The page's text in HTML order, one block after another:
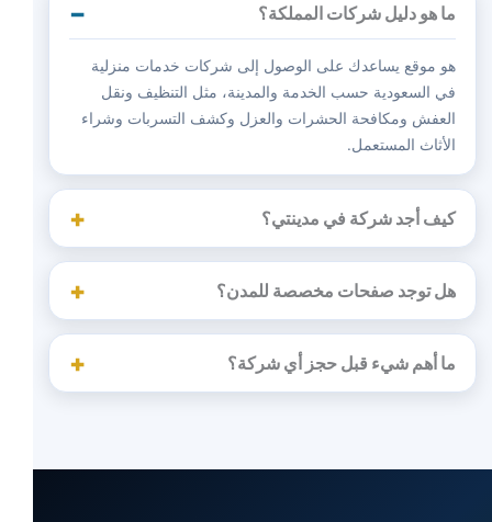
ما هو دليل شركات المملكة؟
هو موقع يساعدك على الوصول إلى شركات خدمات منزلية
في السعودية حسب الخدمة والمدينة، مثل التنظيف ونقل
العفش ومكافحة الحشرات والعزل وكشف التسربات وشراء
الأثاث المستعمل.
كيف أجد شركة في مدينتي؟
هل توجد صفحات مخصصة للمدن؟
ما أهم شيء قبل حجز أي شركة؟